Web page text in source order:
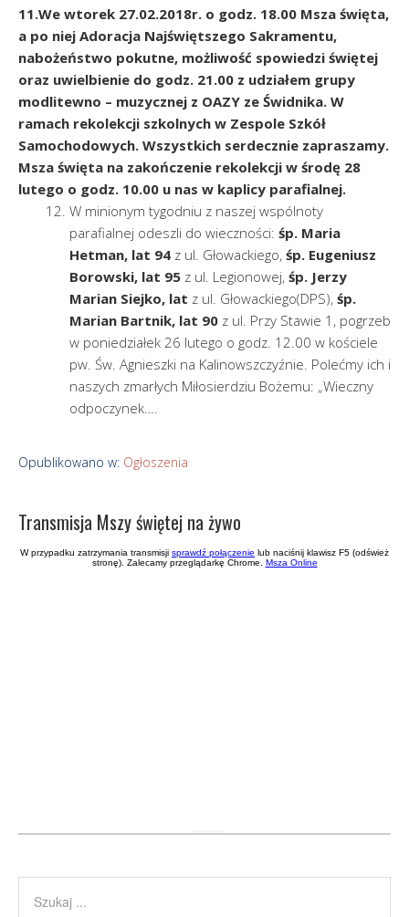
11.We wtorek 27.02.2018r. o godz. 18.00 Msza święta,
a po niej Adoracja Najświętszego Sakramentu,
nabożeństwo pokutne, możliwość spowiedzi świętej
oraz uwielbienie do godz. 21.00 z udziałem grupy
modlitewno – muzycznej z OAZY ze Świdnika. W
ramach rekolekcji szkolnych w Zespole Szkół
Samochodowych. Wszystkich serdecznie zapraszamy.
Msza święta na zakończenie rekolekcji w środę 28
lutego o godz. 10.00 u nas w kaplicy parafialnej.
W minionym tygodniu z naszej wspólnoty
parafialnej odeszli do wieczności: śp. Maria
Hetman, lat 94 z ul. Głowackiego, śp. Eugeniusz
Borowski, lat 95 z ul. Legionowej, śp. Jerzy
Marian Siejko, lat z ul. Głowackiego(DPS), śp.
Marian Bartnik, lat 90 z ul. Przy Stawie 1, pogrzeb
w poniedziałek 26 lutego o godz. 12.00 w kościele
pw. Św. Agnieszki na Kalinowszczyźnie. Polećmy ich i
naszych zmarłych Miłosierdziu Bożemu: „Wieczny
odpoczynek….
Opublikowano w: Ogłoszenia
Transmisja Mszy świętej na żywo